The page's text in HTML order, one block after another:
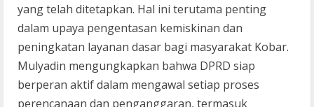
yang telah ditetapkan. Hal ini terutama penting
dalam upaya pengentasan kemiskinan dan
peningkatan layanan dasar bagi masyarakat Kobar.
Mulyadin mengungkapkan bahwa DPRD siap
berperan aktif dalam mengawal setiap proses
perencanaan dan penganggaran, termasuk